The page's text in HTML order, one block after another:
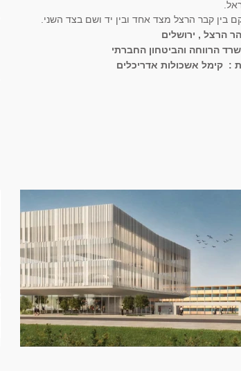
בין קבר הרצל מצד אחד ובין יד ושם בצד השני.
הרצל , ירושלים
הרווחה והביטחון החברתי
: קימל אשכולות אדריכלים